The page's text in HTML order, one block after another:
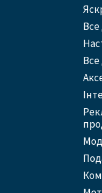
Все
Все